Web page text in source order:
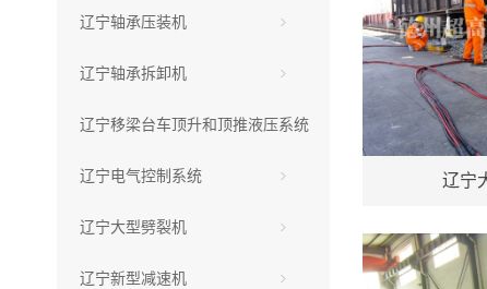
辽宁轴承压装机
辽宁轴承拆卸机
辽宁移梁台车顶升和顶推液压系统
辽宁电气控制系统
辽宁大型劈裂机
辽宁新型减速机
辽宁